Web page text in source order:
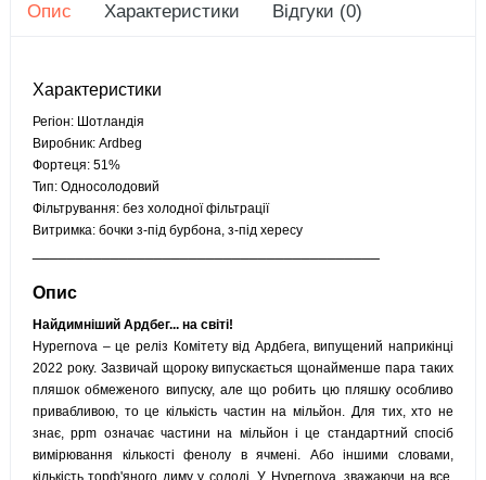
Опис Характеристики Відгуки (0)
Характеристики
Регіон: Шотландія
Виробник: Ardbeg
Фортеця: 51%
Тип: Односолодовий
Фільтрування: без холодної фільтрації
Витримка: бочки з-під бурбона, з-під хересу
Опис
Найдимніший Ардбег... на світі!
Hypernova – це реліз Комітету від Ардбега, випущений наприкінці
2022 року. Зазвичай щороку випускається щонайменше пара таких
пляшок обмеженого випуску, але що робить цю пляшку особливо
привабливою, то це кількість частин на мільйон. Для тих, хто не
знає, ppm означає частини на мільйон і це стандартний спосіб
вимірювання кількості фенолу в ячмені. Або іншими словами,
кількість торф'яного диму у солоді. У Hypernova, зважаючи на все,